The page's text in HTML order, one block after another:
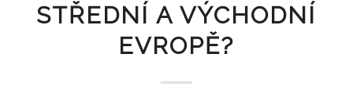
STŘEDNÍ A VÝCHODNÍ
EVROPĚ?